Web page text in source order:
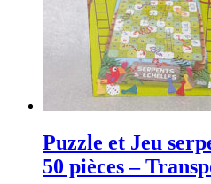
Puzzle et Jeu
50 pièces –